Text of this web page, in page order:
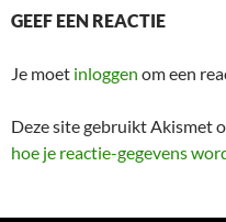
GEEF EEN REACTIE
Je moet inloggen om een
Deze site gebruikt Akismet
hoe je reactie-gegevens